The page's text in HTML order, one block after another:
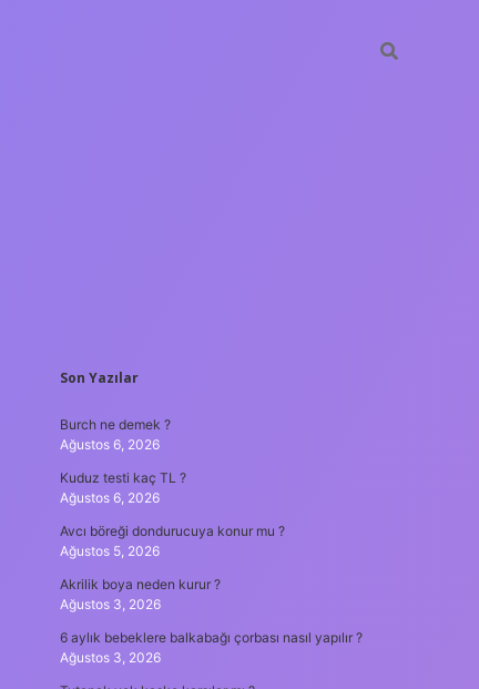
SIDEBAR
Son Yazılar
Burch ne demek ?
Ağustos 6, 2026
Kuduz testi kaç TL ?
Ağustos 6, 2026
Avcı böreği dondurucuya konur mu ?
Ağustos 5, 2026
Akrilik boya neden kurur ?
Ağustos 3, 2026
6 aylık bebeklere balkabağı çorbası nasıl yapılır ?
Ağustos 3, 2026